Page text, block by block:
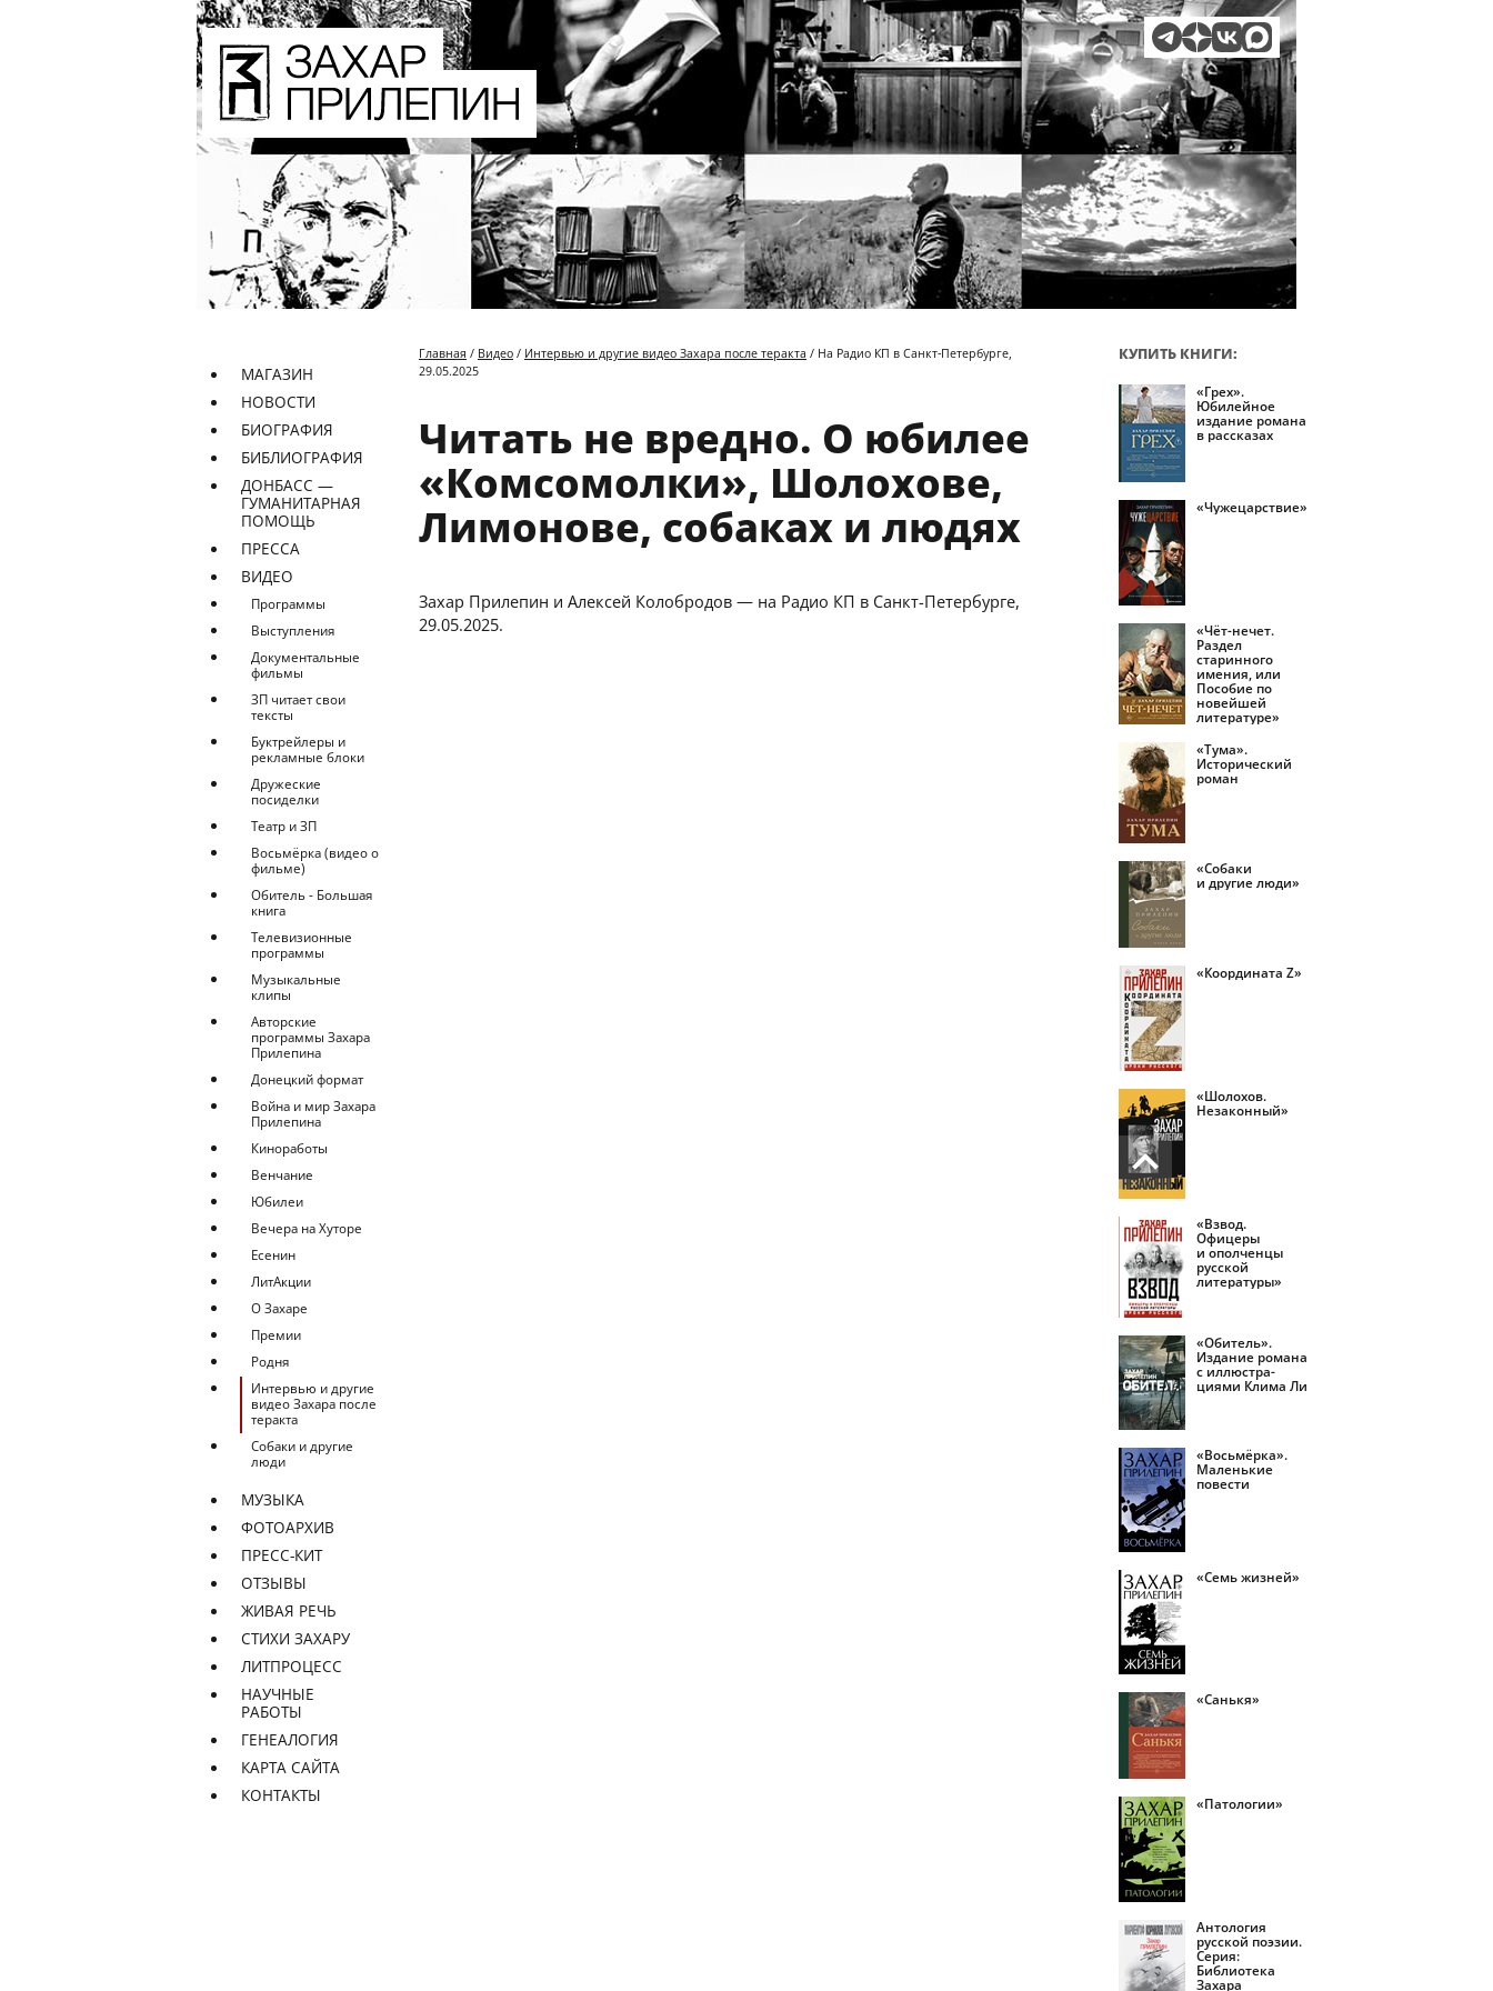
МАГАЗИН
НОВОСТИ
БИОГРАФИЯ
БИБЛИОГРАФИЯ
ДОНБАСС —
ГУМАНИТАРНАЯ
ПОМОЩЬ
ПРЕССА
ВИДЕО
Программы
Выступления
Документальные
фильмы
ЗП читает свои
тексты
Буктрейлеры и
рекламные блоки
Дружеские
посиделки
Театр и ЗП
Восьмёрка (видео о
фильме)
Обитель - Большая
книга
Телевизионные
программы
Музыкальные
клипы
Авторские
программы Захара
Прилепина
Донецкий формат
Война и мир Захара
Прилепина
Киноработы
Венчание
Юбилеи
Вечера на Хуторе
Есенин
ЛитАкции
О Захаре
Премии
Родня
Интервью и другие
видео Захара после
теракта
Собаки и другие
люди
МУЗЫКА
ФОТОАРХИВ
ПРЕСС-КИТ
ОТЗЫВЫ
ЖИВАЯ РЕЧЬ
СТИХИ ЗАХАРУ
ЛИТПРОЦЕСС
НАУЧНЫЕ
РАБОТЫ
ГЕНЕАЛОГИЯ
КАРТА САЙТА
КОНТАКТЫ
Главная / Видео / Интервью и другие видео Захара после теракта / На Радио КП в Санкт-Петербурге,
29.05.2025
Читать не вредно. О юбилее
«Комсомолки», Шолохове,
Лимонове, собаках и людях
Захар Прилепин и Алексей Колобродов — на Радио КП в Санкт-Петербурге,
29.05.2025.
КУПИТЬ КНИГИ:
«Грех».
Юбилейное
издание романа
в рассказах
«Чужецарствие»
«Чёт-нечет.
Раздел
старинного
имения, или
Пособие по
новейшей
литературе»
«Тума».
Исторический
роман
«Собаки
и другие люди»
«Координата Z»
«Шолохов.
Незаконный»
«Взвод.
Офицеры
и ополченцы
русской
литературы»
«Обитель».
Издание романа
с иллюстра­
циями Клима Ли
«Восьмёрка».
Маленькие
повести
«Семь жизней»
«Санькя»
«Патологии»
Антология
русской поэзии.
Серия:
Библиотека
Захара